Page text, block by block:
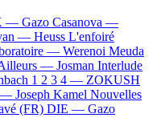
— Gazo Casanova —
— Heuss L'enfoiré
— Werenoi Meuda
— Josman Interlude
1 2 3 4 — ZOKUSH
— Joseph Kamel Nouvelles
(FR) DIE — Gazo